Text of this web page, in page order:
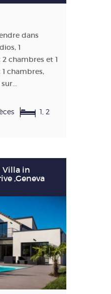
dans
1
chambres et 1
chambres,
1, 2
Villa in
,Geneva